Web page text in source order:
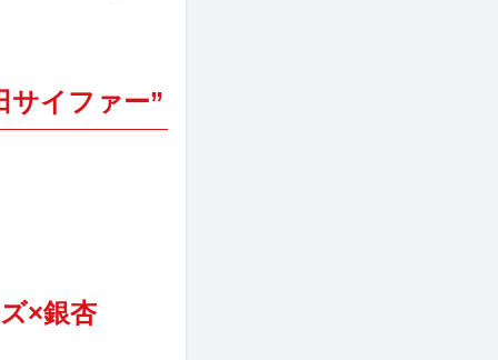
サイファー”
×銀杏